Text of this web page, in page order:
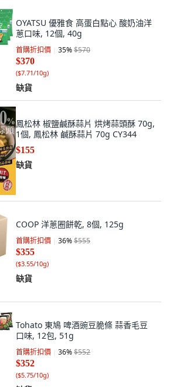
OYATSU 優雅食 高蛋白點心 酸奶油洋
蔥口味, 12個, 40g
首購折扣價 35%$570
$370
($7.71/10g)
缺貨
鳳松林 椒鹽鹹酥蒜片 烘烤蒜頭酥 70g,
1個, 鳳松林 鹹酥蒜片 70g CY344
$155
缺貨
COOP 洋蔥圈餅乾, 8個, 125g
首購折扣價 36%$555
$355
($3.55/10g)
缺貨
Tohato 東鳩 啤酒豌豆脆條 蒜香毛豆
口味, 12包, 51g
首購折扣價 36%$552
$352
($5.75/10g)